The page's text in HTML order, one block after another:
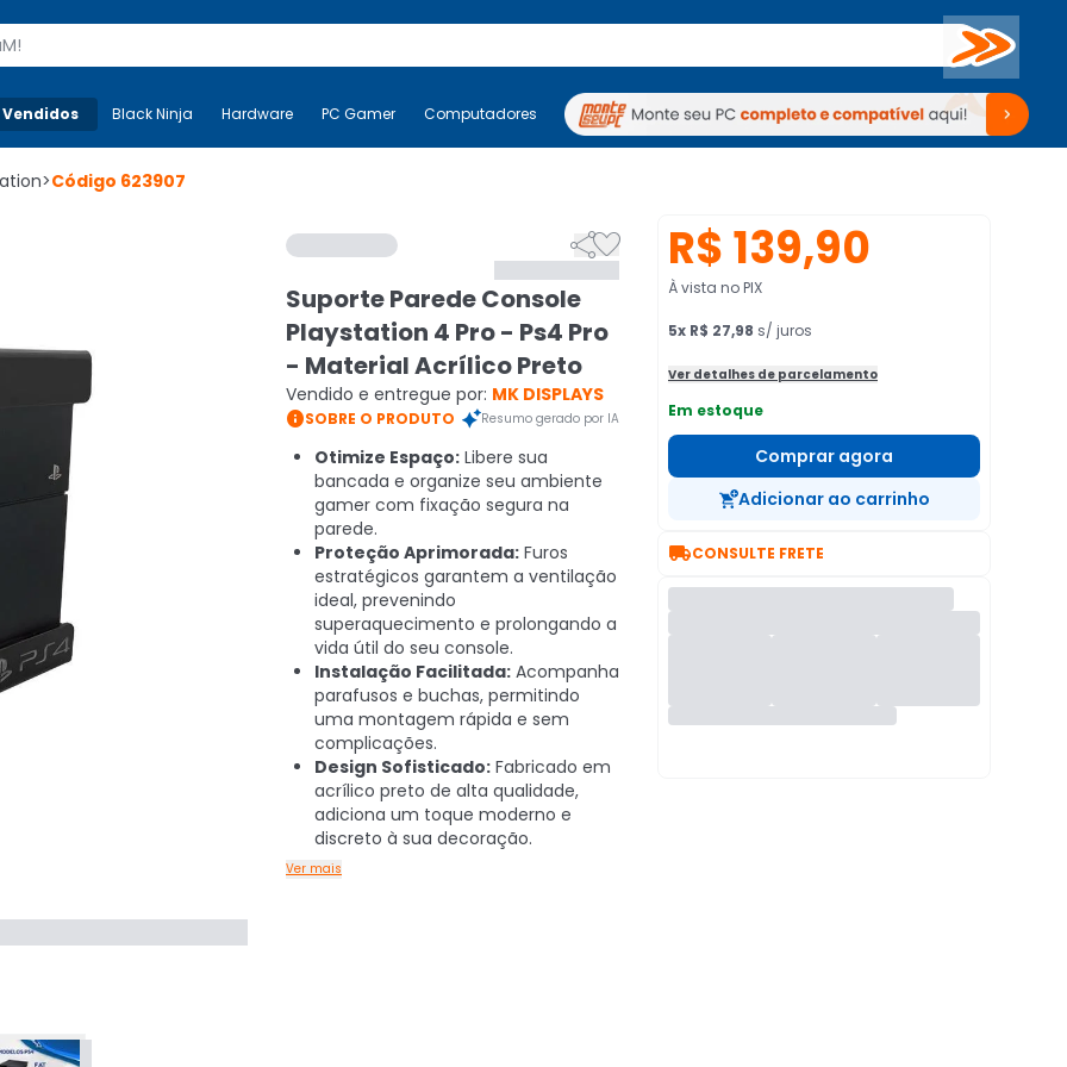
Buscar
Mais-v- Black Ninja Hardware PC Gamer Computadores Periféricos TV Venda no KaBuM!
Black Ninja Hardware PC Gamer Computadores Periféricos TV Venda no KaBuM!
>Código 623907

Suporte Parede Console
Playstation 4 Pro - Ps4 Pro
- Material Acrílico Preto
Vendido e entregue por: MK DISPLAYS
SOBRE O PRODUTO Resumo gerado por IA
Otimize Espaço: Libere sua
bancada e organize seu ambiente
gamer com fixação segura na
parede.
Proteção Aprimorada: Furos
estratégicos garantem a ventilação
ideal, prevenindo
superaquecimento e prolongando a
vida útil do seu console.
Instalação Facilitada: Acompanha
parafusos e buchas, permitindo
uma montagem rápida e sem
complicações.
Design Sofisticado: Fabricado em
acrílico preto de alta qualidade,
adiciona um toque moderno e
discreto à sua decoração.
Ver mais
R$ 139,90
À vista no PIX
5x R$ 27,98 s/ juros
Ver detalhes de parcelamento
Em estoque
Comprar agora
Adicionar ao carrinho
CONSULTE FRETE